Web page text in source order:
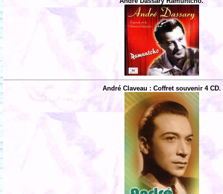
André Claveau : Coffret souvenir 4 CD.